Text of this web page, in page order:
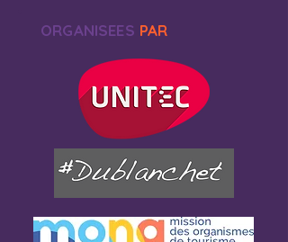
ORGANISEES PAR